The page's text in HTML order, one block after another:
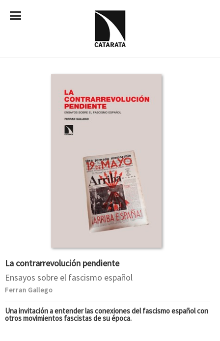
La contrarrevolución pendiente
Ensayos sobre el fascismo español
Ferran Gallego
Una invitación a entender las conexiones del fascismo español con
otros movimientos fascistas de su época.